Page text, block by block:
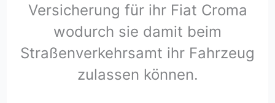
Versicherung für ihr Fiat Croma
wodurch sie damit beim
Straßenverkehrsamt ihr Fahrzeug
zulassen können.